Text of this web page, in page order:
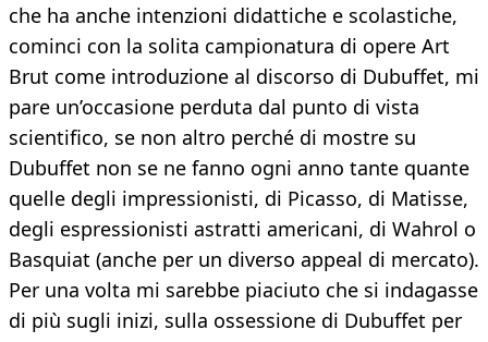
che ha anche intenzioni didattiche e scolastiche,
cominci con la solita campionatura di opere Art
Brut come introduzione al discorso di Dubuffet, mi
pare un’occasione perduta dal punto di vista
scientifico, se non altro perché di mostre su
Dubuffet non se ne fanno ogni anno tante quante
quelle degli impressionisti, di Picasso, di Matisse,
degli espressionisti astratti americani, di Wahrol o
Basquiat (anche per un diverso appeal di mercato).
Per una volta mi sarebbe piaciuto che si indagasse
di più sugli inizi, sulla ossessione di Dubuffet per